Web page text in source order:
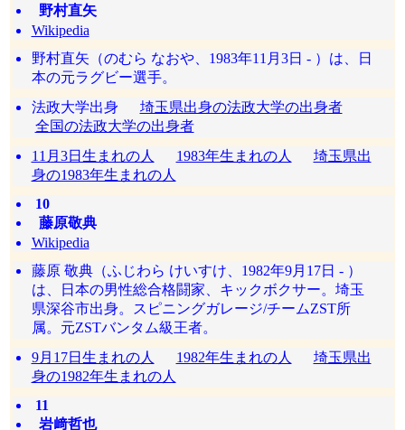
野村直矢
Wikipedia
野村直矢（のむら なおや、1983年11月3日 - ）は、日
本の元ラグビー選手。
法政大学出身 埼玉県出身の法政大学の出身者
全国の法政大学の出身者
11月3日生まれの人
1983年生まれの人
埼玉県出
身の1983年生まれの人
10
藤原敬典
Wikipedia
藤原 敬典（ふじわら けいすけ、1982年9月17日 - ）
は、日本の男性総合格闘家、キックボクサー。埼玉
県深谷市出身。スピニングガレージ/チームZST所
属。元ZSTバンタム級王者。
9月17日生まれの人
1982年生まれの人
埼玉県出
身の1982年生まれの人
11
岩﨑哲也